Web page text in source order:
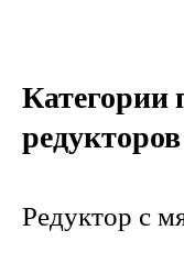
Категории
редукторов
Редуктор с